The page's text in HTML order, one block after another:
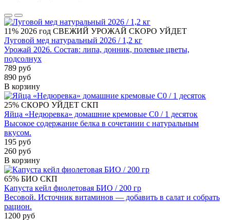
11% 2026 год СВЕЖИЙ УРОЖАЙ СКОРО УЙДЕТ
Луговой мед натуральный 2026 / 1,2 кг
Урожай 2026. Состав: липа, донник, полевые цветы,
подсолнух
789 руб
890 руб
В корзину
25% СКОРО УЙДЕТ СКП
Яйца «Недюревка» домашние кремовые С0 / 1 десяток
Высокое содержание белка в сочетании с натуральным
вкусом.
195 руб
260 руб
В корзину
65% БИО СКП
Капуста кейл фиолетовая БИО / 200 гр
Весовой. Источник витаминов — добавить в салат и собрать
рацион.
1200 руб